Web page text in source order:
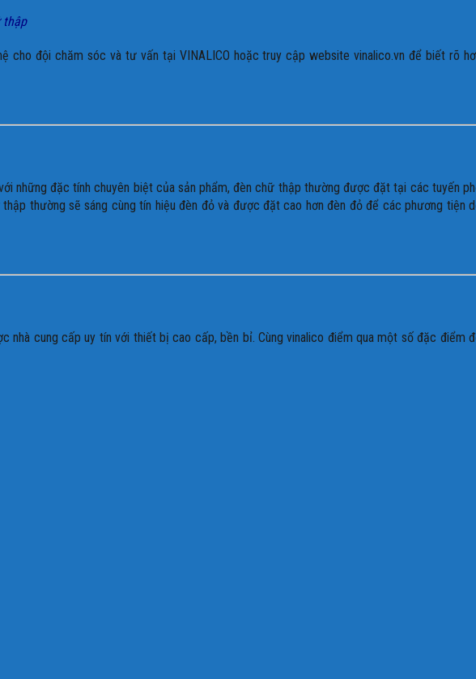
thập
cho đội chăm sóc và tư vấn tại VINALICO hoặc truy cập websitevinalico.vn để biết rõ
những đặc tính chuyên biệt của sản phẩm,đèn chữ thập thường được đặt tại các tuyến
thường sẽ sáng cùng tín hiệu đèn đỏ và được đặt cao hơn đèn đỏ để các phương tiện
nhà cung cấp uy tín với thiết bị cao cấp, bền bỉ. Cùng vinalico điểm qua một số đặc điểm